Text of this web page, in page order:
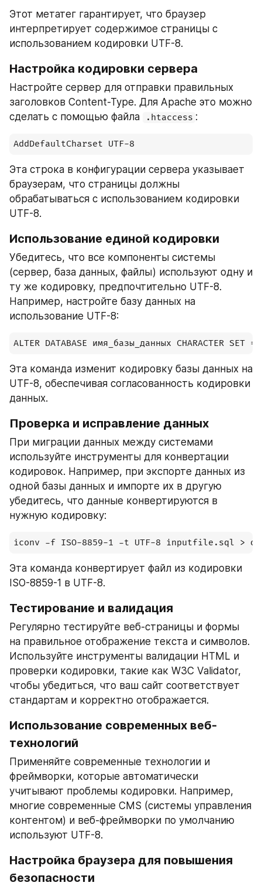
Этот метатег гарантирует, что браузер
интерпретирует содержимое страницы с
использованием кодировки UTF-8.
Настройка кодировки сервера
Настройте сервер для отправки правильных
заголовков Content-Type. Для Apache это можно
сделать с помощью файла
.htaccess :
AddDefaultCharset UTF-8
Эта строка в конфигурации сервера указывает
браузерам, что страницы должны
обрабатываться с использованием кодировки
UTF-8.
Использование единой кодировки
Убедитесь, что все компоненты системы
(сервер, база данных, файлы) используют одну и
ту же кодировку, предпочтительно UTF-8.
Например, настройте базу данных на
использование UTF-8:
ALTER DATABASE имя_базы_данных CHARACTER
Эта команда изменит кодировку базы данных на
UTF-8, обеспечивая согласованность кодировки
данных.
Проверка и исправление данных
При миграции данных между системами
используйте инструменты для конвертации
кодировок. Например, при экспорте данных из
одной базы данных и импорте их в другую
убедитесь, что данные конвертируются в
нужную кодировку:
iconv -f ISO-8859-1 -t UTF-8 inputfile.sql >
Эта команда конвертирует файл из кодировки
ISO-8859-1 в UTF-8.
Тестирование и валидация
Регулярно тестируйте веб-страницы и формы
на правильное отображение текста и символов.
Используйте инструменты валидации HTML и
проверки кодировки, такие как W3C Validator,
чтобы убедиться, что ваш сайт соответствует
стандартам и корректно отображается.
Использование современных веб-
технологий
Применяйте современные технологии и
фреймворки, которые автоматически
учитывают проблемы кодировки. Например,
многие современные CMS (системы управления
контентом) и веб-фреймворки по умолчанию
используют UTF-8.
Настройка браузера для повышения
безопасности